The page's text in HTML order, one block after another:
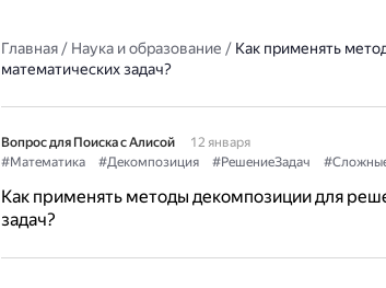
Главная/ Наука и образование / Как применять
математических задач?
Вопрос для Поиска с Алисой
12 января
#Математика
#Декомпозиция #РешениеЗадач
Как применять методы декомпозиции для
задач?